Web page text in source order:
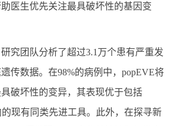
医生优先关注最具破坏性的基因变
研究团队分析了超过3.1 万个患有严重发
传数据。在98%的病例中， popEVE将
破坏性的变异，其表现优于包括
现有 同类先进工具。 此外，在探寻新